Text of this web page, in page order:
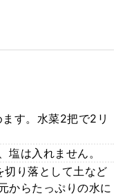
ます。水菜2把で2リ
塩は入れません。
切り落として土など
からたっぷりの水に